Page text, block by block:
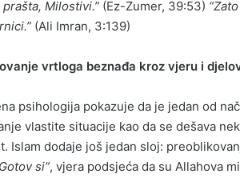
prašta, Milostivi.”(Ez-Zumer, 39:53)
(Ali Imran, 3:139)
vrtloga beznađa kroz vjeru i
psihologija pokazuje da je jedan od
vlastite situacije kao da se dešava
Islam dodaje još jedan sloj:
si”, vjera podsjeća da su Allahova